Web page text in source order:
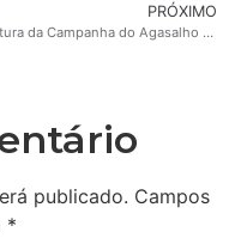
PRÓXIMO
Abertura da Campanha do Agasalho 2026 acontece neste sábado, 09, na praça Dante Alighieri
publicado. Campos
*